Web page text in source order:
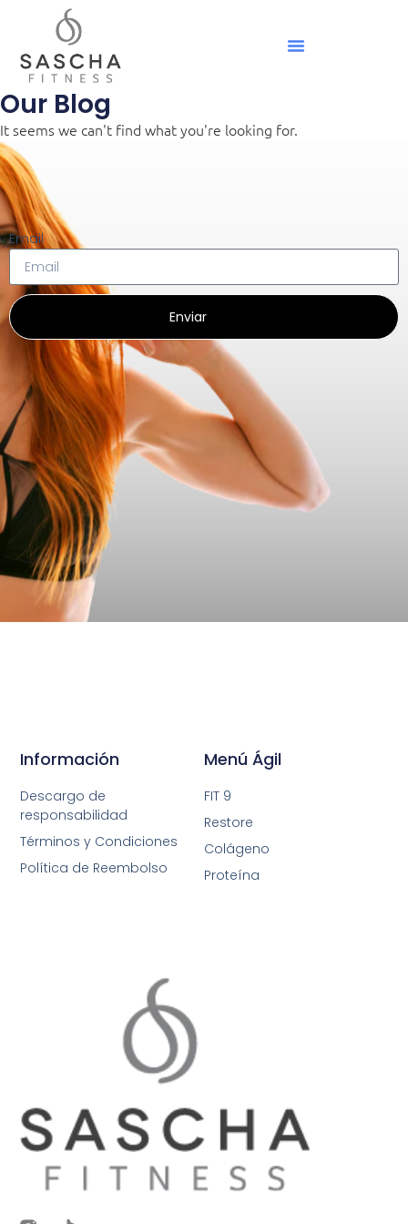
Our Blog
It seems we can't find what you're looking for.
Email
Enviar
Menú Ágil
FIT 9
Restore
Colágeno
Proteína
Información
Descargo de
responsabilidad
Términos y Condiciones
Política de Reembolso